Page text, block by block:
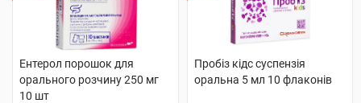
Ентерол порошок для
орального розчину 250 мг
10 шт
Пробіз кідс суспензія
оральна 5 мл 10 флаконів